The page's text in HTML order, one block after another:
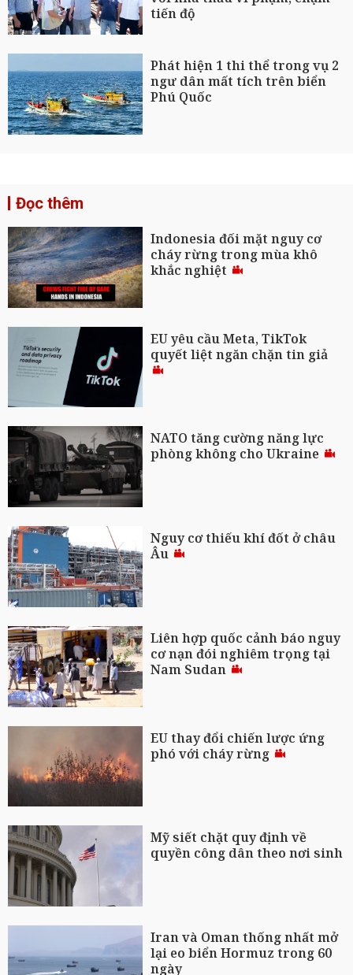
tiến độ
Phát hiện 1 thi thể trong vụ 2
ngư dân mất tích trên biển
Phú Quốc
Đọc thêm
Indonesia đối mặt nguy cơ
cháy rừng trong mùa khô
khắc nghiệt
EU yêu cầu Meta, TikTok
quyết liệt ngăn chặn tin giả
NATO tăng cường năng lực
phòng không cho Ukraine
Nguy cơ thiếu khí đốt ở châu
Âu
Liên hợp quốc cảnh báo nguy
cơ nạn đói nghiêm trọng tại
Nam Sudan
EU thay đổi chiến lược ứng
phó với cháy rừng
Mỹ siết chặt quy định về
quyền công dân theo nơi sinh
Iran và Oman thống nhất mở
lại eo biển Hormuz trong 60
ngày